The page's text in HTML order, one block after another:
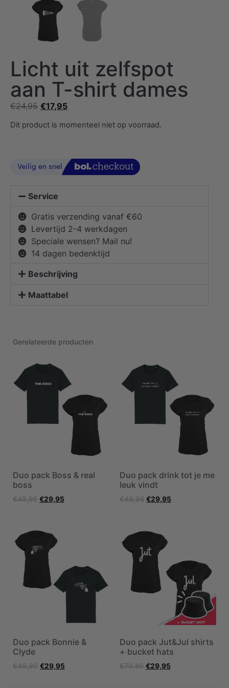
Licht uit zelfspot
aan T-shirt dames
€24,95 €17,95
Dit product is momenteel niet op voorraad.
Service
Gratis verzending vanaf €60
Levertijd 2-4 werkdagen
Speciale wensen? Mail nu!
14 dagen bedenktijd
Beschrijving
Maattabel
Gerelateerde producten
Duo pack Boss & real
boss
€49,95 €29,95
Duo pack drink tot je me
leuk vindt
€49,95 €29,95
Duo pack Bonnie &
Clyde
€49,90 €29,95
Duo pack Jut&Jul shirts
+ bucket hats
€79,80 €29,95